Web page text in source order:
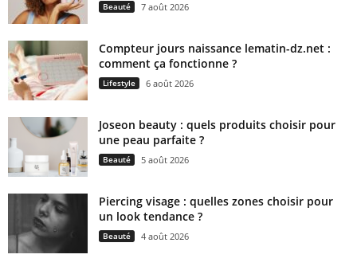
Beauté 7 août 2026
Compteur jours naissance lematin-dz.net :
comment ça fonctionne ?
Lifestyle 6 août 2026
Joseon beauty : quels produits choisir pour
une peau parfaite ?
Beauté 5 août 2026
Piercing visage : quelles zones choisir pour
un look tendance ?
Beauté 4 août 2026